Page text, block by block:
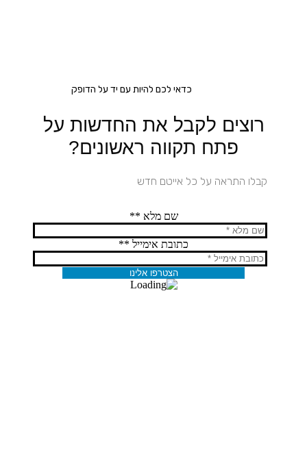
כדאי לכם להיות עם יד על הדופק
רוצים לקבל את החדשות על
פתח תקווה ראשונים?
קבלו התראה על כל אייטם חדש
שם מלא **
כתובת אימייל **